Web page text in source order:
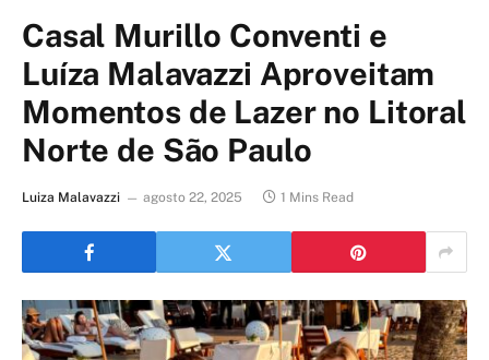
Casal Murillo Conventi e
Luíza Malavazzi Aproveitam
Momentos de Lazer no Litoral
Norte de São Paulo
Luiza Malavazzi agosto 22, 2025 1 Mins Read